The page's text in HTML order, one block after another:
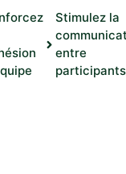
Stimulez la
entre
participants